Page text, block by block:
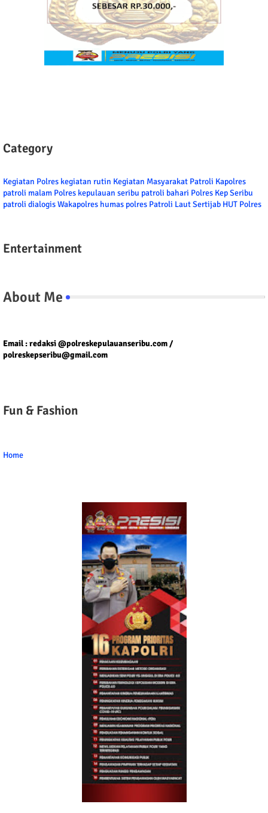
Category
Kegiatan Polres kegiatan rutin Kegiatan Masyarakat Patroli Kapolres
patroli malam Polres kepulauan seribu patroli bahari Polres Kep Seribu
patroli dialogisWakapolres humas polres Patroli LautSertijab HUT Polres
Entertainment
About Me
Email : redaksi @polreskepulauanseribu.com /
polreskepseribu@gmail.com
Fun & Fashion
Home